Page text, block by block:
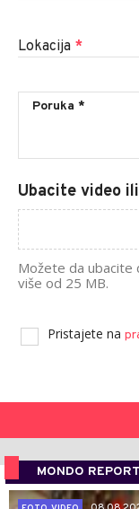
Lokacija *
Ubacite video
Možete da ubacite
više od 25 MB.
Pristajete na
MONDO